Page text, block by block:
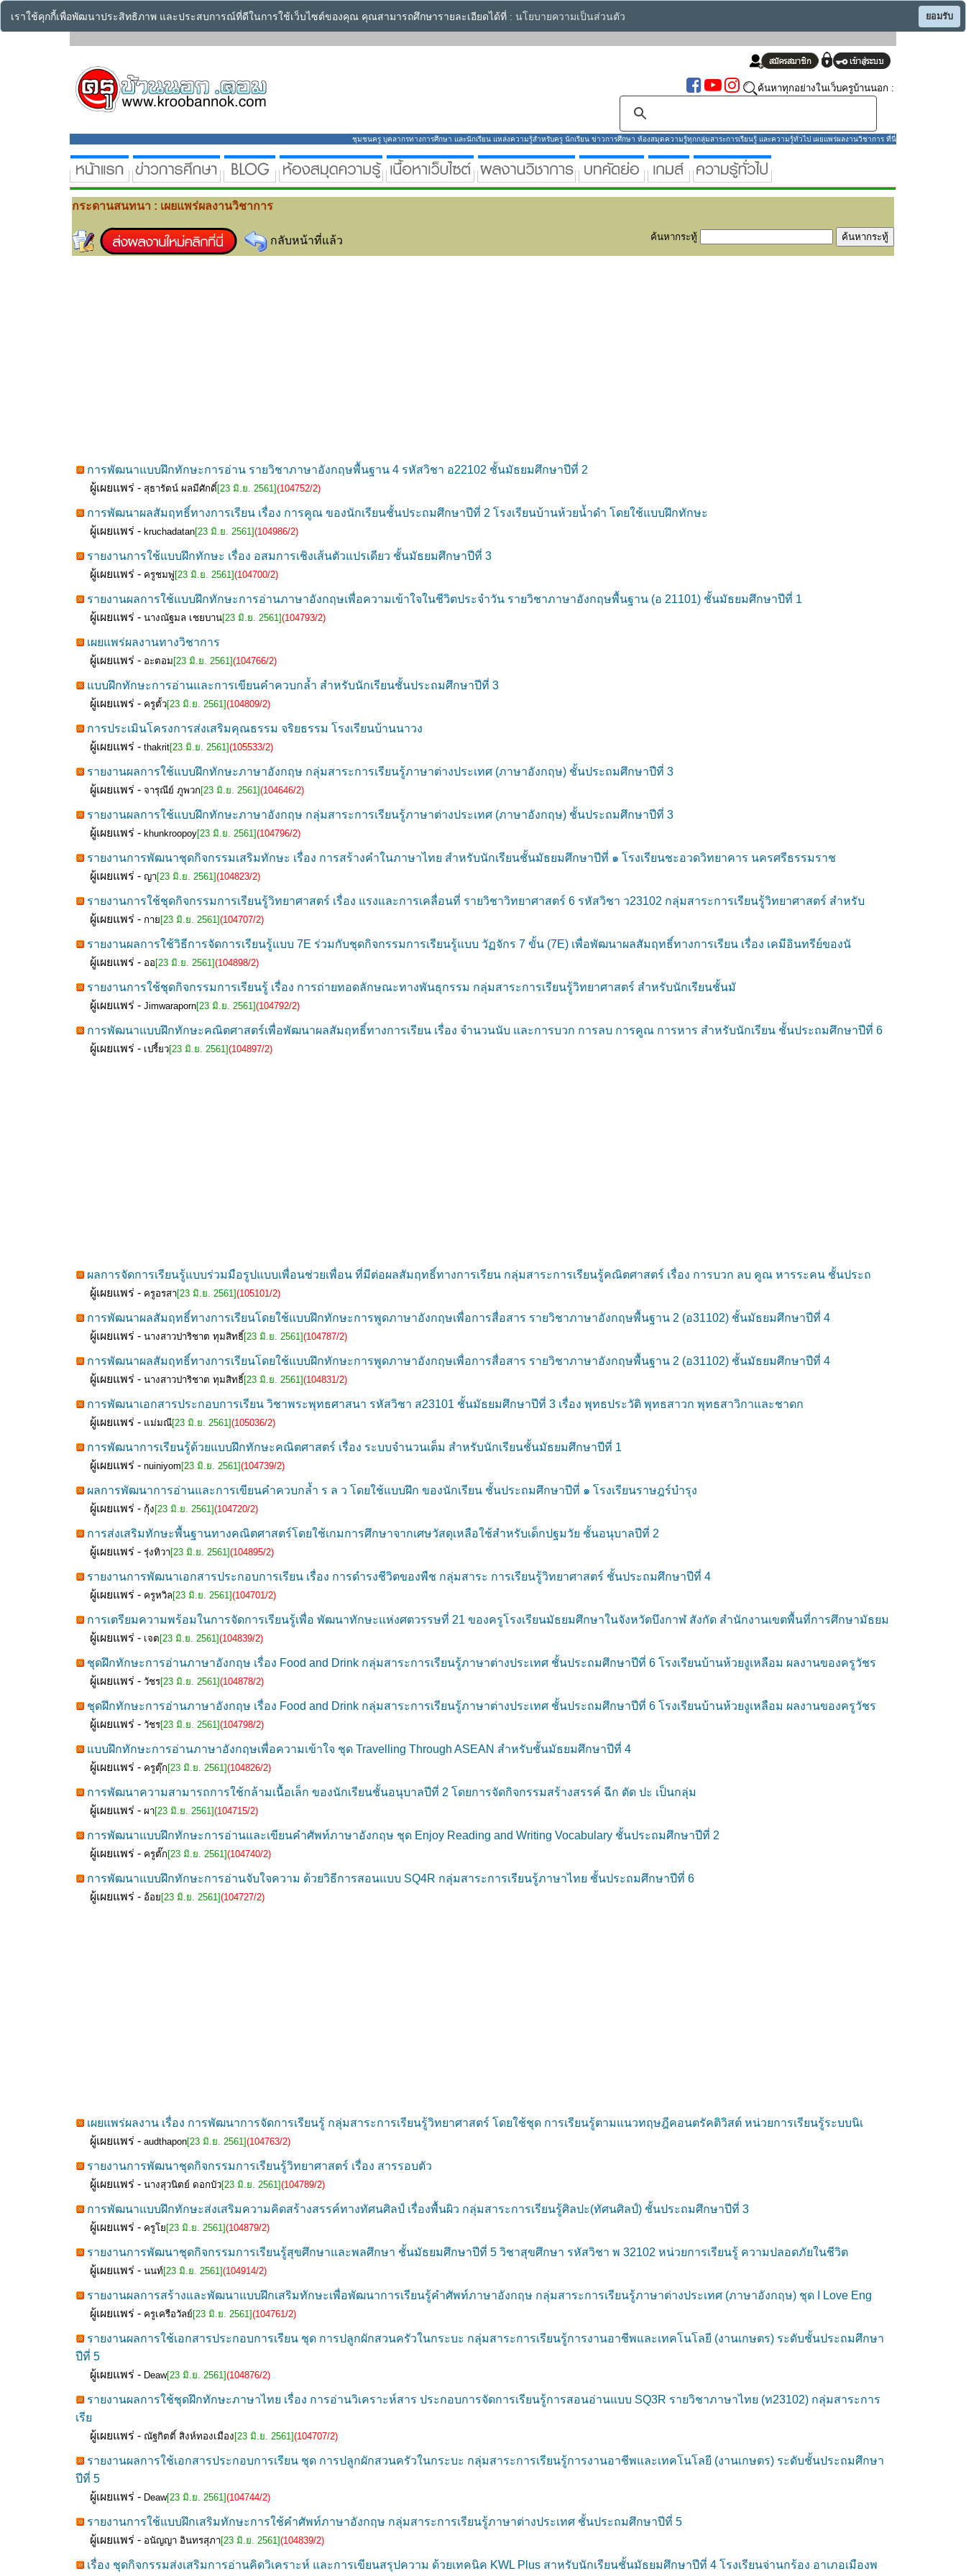
เราใช้คุกกี้เพื่อพัฒนาประสิทธิภาพ และประสบการณ์ที่ดีในการใช้เว็บไซต์ของคุณ คุณสามารถศึกษารายละเอียดได้ที่ : นโยบายความเป็นส่วนตัว ยอมรับ
ค้นหาทุกอย่างในเว็บครูบ้านนอก :
ชุมชนครู บุคลากรทางการศึกษา และนักเรียน แหล่งความรู้สำหรับครู นักเรียน ข่าวการศึกษา ห้องสมุดความรู้ทุกกลุ่มสาระการเรียนรู้ และความรู้ทั่วไป เผยแพร่ผลงานวิชาการ ที่นี่
กระดานสนทนา : เผยแพร่ผลงานวิชาการ
กลับหน้าที่แล้ว ค้นหากระทู้
การพัฒนาแบบฝึกทักษะการอ่าน รายวิชาภาษาอังกฤษพื้นฐาน 4 รหัสวิชา อ22102 ชั้นมัธยมศึกษาปีที่ 2
ผู้เผยแพร่ - สุธารัตน์ ผลมีศักดิ์ [23 มิ.ย. 2561](104752/2)
การพัฒนาผลสัมฤทธิ์ทางการเรียน เรื่อง การคูณ ของนักเรียนชั้นประถมศึกษาปีที่ 2 โรงเรียนบ้านห้วยน้ำดำ โดยใช้แบบฝึกทักษะ
ผู้เผยแพร่ - kruchadatan[23 มิ.ย. 2561](104986/2)
รายงานการใช้แบบฝึกทักษะ เรื่อง อสมการเชิงเส้นตัวแปรเดียว ชั้นมัธยมศึกษาปีที่ 3
ผู้เผยแพร่ - ครูชมพู่ [23 มิ.ย. 2561](104700/2)
รายงานผลการใช้แบบฝึกทักษะการอ่านภาษาอังกฤษเพื่อความเข้าใจในชีวิตประจำวัน รายวิชาภาษาอังกฤษพื้นฐาน (อ 21101) ชั้นมัธยมศึกษาปีที่ 1
ผู้เผยแพร่ - นางณัฐมล เชยบาน[23 มิ.ย. 2561](104793/2)
เผยแพร่ผลงานทางวิชาการ
ผู้เผยแพร่ - อะตอม [23 มิ.ย. 2561](104766/2)
แบบฝึกทักษะการอ่านและการเขียนคำควบกล้ำ สำหรับนักเรียนชั้นประถมศึกษาปีที่ 3
ผู้เผยแพร่ - ครูตั้ว[23 มิ.ย. 2561](104809/2)
การประเมินโครงการส่งเสริมคุณธรรม จริยธรรม โรงเรียนบ้านนาวง
ผู้เผยแพร่ - thakrit[23 มิ.ย. 2561](105533/2)
รายงานผลการใช้แบบฝึกทักษะภาษาอังกฤษ กลุ่มสาระการเรียนรู้ภาษาต่างประเทศ (ภาษาอังกฤษ) ชั้นประถมศึกษาปีที่ 3
ผู้เผยแพร่ - จารุณีย์ ภูพวก [23 มิ.ย. 2561](104646/2)
รายงานผลการใช้แบบฝึกทักษะภาษาอังกฤษ กลุ่มสาระการเรียนรู้ภาษาต่างประเทศ (ภาษาอังกฤษ) ชั้นประถมศึกษาปีที่ 3
ผู้เผยแพร่ - khunkroopoy[23 มิ.ย. 2561](104796/2)
รายงานการพัฒนาชุดกิจกรรมเสริมทักษะ เรื่อง การสร้างคำในภาษาไทย สำหรับนักเรียนชั้นมัธยมศึกษาปีที่ ๑ โรงเรียนชะอวดวิทยาคาร นครศรีธรรมราช
ผู้เผยแพร่ - ญา[23 มิ.ย. 2561](104823/2)
รายงานการใช้ชุดกิจกรรมการเรียนรู้วิทยาศาสตร์ เรื่อง แรงและการเคลื่อนที่ รายวิชาวิทยาศาสตร์ 6 รหัสวิชา ว23102 กลุ่มสาระการเรียนรู้วิทยาศาสตร์ สำหรับ
ผู้เผยแพร่ - กาย [23 มิ.ย. 2561](104707/2)
รายงานผลการใช้วิธีการจัดการเรียนรู้แบบ 7E ร่วมกับชุดกิจกรรมการเรียนรู้แบบ วัฏจักร 7 ขั้น (7E) เพื่อพัฒนาผลสัมฤทธิ์ทางการเรียน เรื่อง เคมีอินทรีย์ของนั
ผู้เผยแพร่ - ออ [23 มิ.ย. 2561](104898/2)
รายงานการใช้ชุดกิจกรรมการเรียนรู้ เรื่อง การถ่ายทอดลักษณะทางพันธุกรรม กลุ่มสาระการเรียนรู้วิทยาศาสตร์ สำหรับนักเรียนชั้นมั
ผู้เผยแพร่ - Jimwaraporn[23 มิ.ย. 2561](104792/2)
การพัฒนาแบบฝึกทักษะคณิตศาสตร์เพื่อพัฒนาผลสัมฤทธิ์ทางการเรียน เรื่อง จำนวนนับ และการบวก การลบ การคูณ การหาร สำหรับนักเรียน ชั้นประถมศึกษาปีที่ 6
ผู้เผยแพร่ - เปรี้ยว[23 มิ.ย. 2561](104897/2)
ผลการจัดการเรียนรู้แบบร่วมมือรูปแบบเพื่อนช่วยเพื่อน ที่มีต่อผลสัมฤทธิ์ทางการเรียน กลุ่มสาระการเรียนรู้คณิตศาสตร์ เรื่อง การบวก ลบ คูณ หารระคน ชั้นประถ
ผู้เผยแพร่ - ครูอรสา[23 มิ.ย. 2561](105101/2)
การพัฒนาผลสัมฤทธิ์ทางการเรียนโดยใช้แบบฝึกทักษะการพูดภาษาอังกฤษเพื่อการสื่อสาร รายวิชาภาษาอังกฤษพื้นฐาน 2 (อ31102) ชั้นมัธยมศึกษาปีที่ 4
ผู้เผยแพร่ - นางสาวปาริชาต ทุมสิทธิ์ [23 มิ.ย. 2561](104787/2)
การพัฒนาผลสัมฤทธิ์ทางการเรียนโดยใช้แบบฝึกทักษะการพูดภาษาอังกฤษเพื่อการสื่อสาร รายวิชาภาษาอังกฤษพื้นฐาน 2 (อ31102) ชั้นมัธยมศึกษาปีที่ 4
ผู้เผยแพร่ - นางสาวปาริชาต ทุมสิทธิ์ [23 มิ.ย. 2561](104831/2)
การพัฒนาเอกสารประกอบการเรียน วิชาพระพุทธศาสนา รหัสวิชา ส23101 ชั้นมัธยมศึกษาปีที่ 3 เรื่อง พุทธประวัติ พุทธสาวก พุทธสาวิกาและชาดก
ผู้เผยแพร่ - แม่มณี[23 มิ.ย. 2561](105036/2)
การพัฒนาการเรียนรู้ด้วยแบบฝึกทักษะคณิตศาสตร์ เรื่อง ระบบจำนวนเต็ม สำหรับนักเรียนชั้นมัธยมศึกษาปีที่ 1
ผู้เผยแพร่ - nuiniyom [23 มิ.ย. 2561](104739/2)
ผลการพัฒนาการอ่านและการเขียนคำควบกล้ำ ร ล ว โดยใช้แบบฝึก ของนักเรียน ชั้นประถมศึกษาปีที่ ๑ โรงเรียนราษฎร์บำรุง
ผู้เผยแพร่ - กุ้ง [23 มิ.ย. 2561](104720/2)
การส่งเสริมทักษะพื้นฐานทางคณิตศาสตร์โดยใช้เกมการศึกษาจากเศษวัสดุเหลือใช้สำหรับเด็กปฐมวัย ชั้นอนุบาลปีที่ 2
ผู้เผยแพร่ - รุ่งทิวา[23 มิ.ย. 2561](104895/2)
รายงานการพัฒนาเอกสารประกอบการเรียน เรื่อง การดำรงชีวิตของพืช กลุ่มสาระ การเรียนรู้วิทยาศาสตร์ ชั้นประถมศึกษาปีที่ 4
ผู้เผยแพร่ - ครูหวิล [23 มิ.ย. 2561](104701/2)
การเตรียมความพร้อมในการจัดการเรียนรู้เพื่อ พัฒนาทักษะแห่งศตวรรษที่ 21 ของครูโรงเรียนมัธยมศึกษาในจังหวัดบึงกาฬ สังกัด สำนักงานเขตพื้นที่การศึกษามัธยม
ผู้เผยแพร่ - เจต [23 มิ.ย. 2561](104839/2)
ชุดฝึกทักษะการอ่านภาษาอังกฤษ เรื่อง Food and Drink กลุ่มสาระการเรียนรู้ภาษาต่างประเทศ ชั้นประถมศึกษาปีที่ 6 โรงเรียนบ้านห้วยงูเหลือม ผลงานของครูวัชร
ผู้เผยแพร่ - วัชร[23 มิ.ย. 2561](104878/2)
ชุดฝึกทักษะการอ่านภาษาอังกฤษ เรื่อง Food and Drink กลุ่มสาระการเรียนรู้ภาษาต่างประเทศ ชั้นประถมศึกษาปีที่ 6 โรงเรียนบ้านห้วยงูเหลือม ผลงานของครูวัชร
ผู้เผยแพร่ - วัชร[23 มิ.ย. 2561](104798/2)
แบบฝึกทักษะการอ่านภาษาอังกฤษเพื่อความเข้าใจ ชุด Travelling Through ASEAN สำหรับชั้นมัธยมศึกษาปีที่ 4
ผู้เผยแพร่ - ครูตุ๊ก [23 มิ.ย. 2561](104826/2)
การพัฒนาความสามารถการใช้กล้ามเนื้อเล็ก ของนักเรียนชั้นอนุบาลปีที่ 2 โดยการจัดกิจกรรมสร้างสรรค์ ฉีก ตัด ปะ เป็นกลุ่ม
ผู้เผยแพร่ - ผา[23 มิ.ย. 2561](104715/2)
การพัฒนาแบบฝึกทักษะการอ่านและเขียนคำศัพท์ภาษาอังกฤษ ชุด Enjoy Reading and Writing Vocabulary ชั้นประถมศึกษาปีที่ 2
ผู้เผยแพร่ - ครูตั๊ก [23 มิ.ย. 2561](104740/2)
การพัฒนาแบบฝึกทักษะการอ่านจับใจความ ด้วยวิธีการสอนแบบ SQ4R กลุ่มสาระการเรียนรู้ภาษาไทย ชั้นประถมศึกษาปีที่ 6
ผู้เผยแพร่ - อ้อย [23 มิ.ย. 2561](104727/2)
เผยแพร่ผลงาน เรื่อง การพัฒนาการจัดการเรียนรู้ กลุ่มสาระการเรียนรู้วิทยาศาสตร์ โดยใช้ชุด การเรียนรู้ตามแนวทฤษฎีคอนตรัคติวิสต์ หน่วยการเรียนรู้ระบบนิเ
ผู้เผยแพร่ - audthapon[23 มิ.ย. 2561](104763/2)
รายงานการพัฒนาชุดกิจกรรมการเรียนรู้วิทยาศาสตร์ เรื่อง สารรอบตัว
ผู้เผยแพร่ - นางสุวนิตย์ ดอกบัว[23 มิ.ย. 2561](104789/2)
การพัฒนาแบบฝึกทักษะส่งเสริมความคิดสร้างสรรค์ทางทัศนศิลป์ เรื่องพื้นผิว กลุ่มสาระการเรียนรู้ศิลปะ(ทัศนศิลป์) ชั้นประถมศึกษาปีที่ 3
ผู้เผยแพร่ - ครูโย [23 มิ.ย. 2561](104879/2)
รายงานการพัฒนาชุดกิจกรรมการเรียนรู้สุขศึกษาและพลศึกษา ชั้นมัธยมศึกษาปีที่ 5 วิชาสุขศึกษา รหัสวิชา พ 32102 หน่วยการเรียนรู้ ความปลอดภัยในชีวิต
ผู้เผยแพร่ - นนท์ [23 มิ.ย. 2561](104914/2)
รายงานผลการสร้างและพัฒนาแบบฝึกเสริมทักษะเพื่อพัฒนาการเรียนรู้คำศัพท์ภาษาอังกฤษ กลุ่มสาระการเรียนรู้ภาษาต่างประเทศ (ภาษาอังกฤษ) ชุด I Love Eng
ผู้เผยแพร่ - ครูเครือวัลย์ [23 มิ.ย. 2561](104761/2)
รายงานผลการใช้เอกสารประกอบการเรียน ชุด การปลูกผักสวนครัวในกระบะ กลุ่มสาระการเรียนรู้การงานอาชีพและเทคโนโลยี (งานเกษตร) ระดับชั้นประถมศึกษา
ปีที่ 5
ผู้เผยแพร่ - Deaw[23 มิ.ย. 2561](104876/2)
รายงานผลการใช้ชุดฝึกทักษะภาษาไทย เรื่อง การอ่านวิเคราะห์สาร ประกอบการจัดการเรียนรู้การสอนอ่านแบบ SQ3R รายวิชาภาษาไทย (ท23102) กลุ่มสาระการ
เรีย
ผู้เผยแพร่ - ณัฐกิตติ์ สิงห์ทองเมือง [23 มิ.ย. 2561](104707/2)
รายงานผลการใช้เอกสารประกอบการเรียน ชุด การปลูกผักสวนครัวในกระบะ กลุ่มสาระการเรียนรู้การงานอาชีพและเทคโนโลยี (งานเกษตร) ระดับชั้นประถมศึกษา
ปีที่ 5
ผู้เผยแพร่ - Deaw[23 มิ.ย. 2561](104744/2)
รายงานการใช้แบบฝึกเสริมทักษะการใช้คำศัพท์ภาษาอังกฤษ กลุ่มสาระการเรียนรู้ภาษาต่างประเทศ ชั้นประถมศึกษาปีที่ 5
ผู้เผยแพร่ - อนัญญา อินทรสุภา[23 มิ.ย. 2561](104839/2)
เรื่อง ชุดกิจกรรมส่งเสริมการอ่านคิดวิเคราะห์ และการเขียนสรุปความ ด้วยเทคนิค KWL Plus สาหรับนักเรียนชั้นมัธยมศึกษาปีที่ 4 โรงเรียนจ่านกร้อง อาเภอเมืองพ